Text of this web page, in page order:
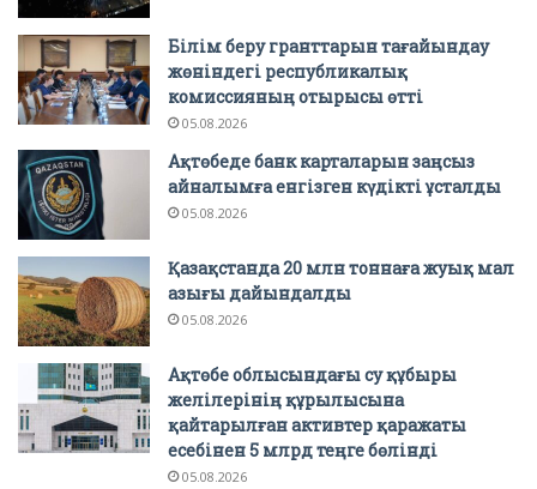
Білім беру гранттарын тағайындау
жөніндегі республикалық
комиссияның отырысы өтті
05.08.2026
Ақтөбеде банк карталарын заңсыз
айналымға енгізген күдікті ұсталды
05.08.2026
Қазақстанда 20 млн тоннаға жуық мал
азығы дайындалды
05.08.2026
Ақтөбе облысындағы су құбыры
желілерінің құрылысына
қайтарылған активтер қаражаты
есебінен 5 млрд теңге бөлінді
05.08.2026